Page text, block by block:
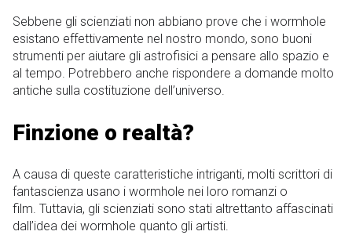
Sebbene gli scienziati non abbiano prove che i wormhole
esistano effettivamente nel nostro mondo, sono buoni
strumenti per aiutare gli astrofisici a pensare allo spazio e
al tempo. Potrebbero anche rispondere a domande molto
antiche sulla costituzione dell’universo.
Finzione o realtà?
A causa di queste caratteristiche intriganti, molti scrittori di
fantascienza usano i wormhole nei loro romanzi o
film. Tuttavia, gli scienziati sono stati altrettanto affascinati
dall’idea dei wormhole quanto gli artisti.